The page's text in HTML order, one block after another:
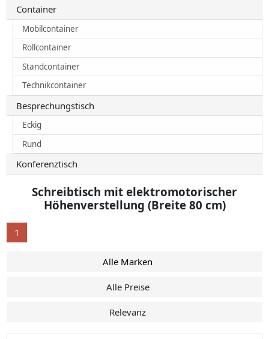
Container
Mobilcontainer
Rollcontainer
Standcontainer
Technikcontainer
Besprechungstisch
Eckig
Rund
Konferenztisch
Schreibtisch mit elektromotorischer
Höhenverstellung (Breite 80 cm)
1
Alle Marken
Alle Preise
Relevanz